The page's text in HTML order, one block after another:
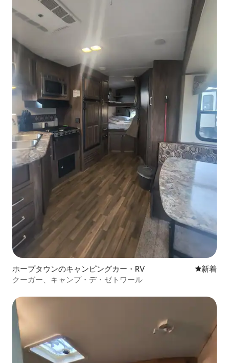
ホープタウンのキャンピングカー・RV 新しい宿
新着
クーガー、キャンプ・デ・ゼトワール